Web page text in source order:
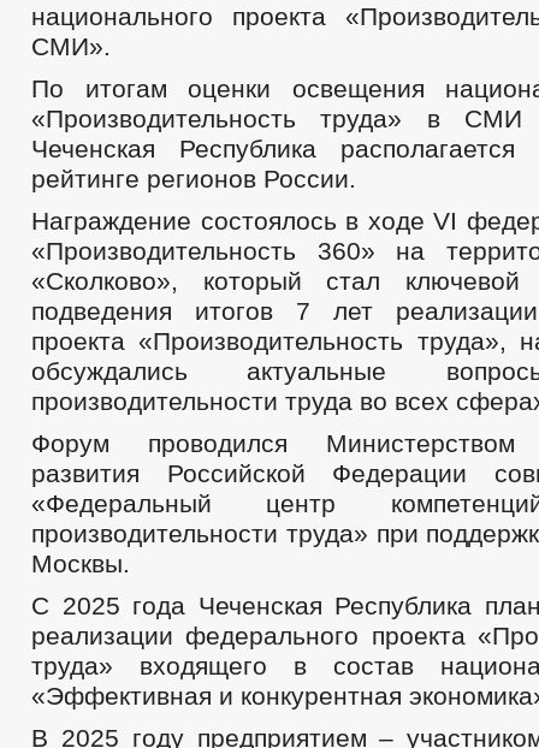
национального проекта
СМИ».
По итогам оценки освещения
«Производительность труда» в
Чеченская Республика располагается
рейтинге регионов России.
Награждение состоялось в ходе VI
«Производительность 360» на
«Сколково», который стал
подведения итогов 7 лет
проекта «Производительность труда»,
обсуждались актуальные
производительности труда во всех
Форум проводился Министерством
развития Российской Федерации
«Федеральный центр
производительности труда» при
Москвы.
С 2025 года Чеченская Республика
реализации федерального проекта
труда» входящего в состав
«Эффективная и конкурентная
В 2025 году предприятием –